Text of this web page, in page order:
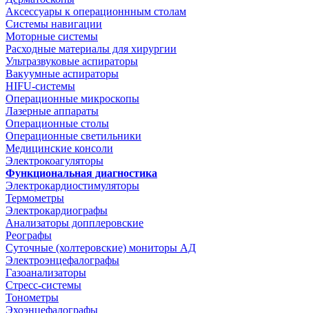
Аксессуары к операционнным столам
Системы навигации
Моторные системы
Расходные материалы для хирургии
Ультразвуковые аспираторы
Вакуумные аспираторы
HIFU-системы
Операционные микроскопы
Лазерные аппараты
Операционные столы
Операционные светильники
Медицинские консоли
Электрокоагуляторы
Функциональная диагностика
Электрокардиостимуляторы
Термометры
Электрокардиографы
Анализаторы допплеровские
Реографы
Суточные (холтеровские) мониторы АД
Электроэнцефалографы
Газоанализаторы
Стресс-системы
Тонометры
Эхоэнцефалографы